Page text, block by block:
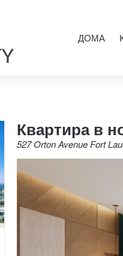
ДОМА
Квартира в
527 Orton Avenue Fort